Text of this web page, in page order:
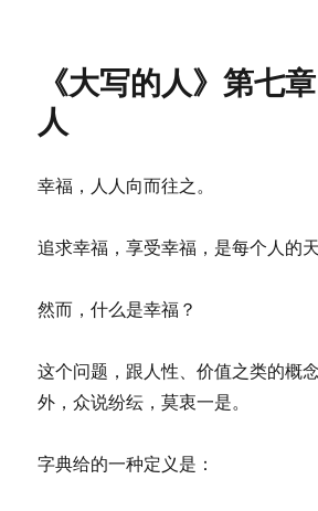
第
八
《大写的人》第七
人
幸福，人人向而往之。
追求幸福，享受幸福，是每个人的天
然而，什么是幸福？
这个问题，跟人性、价值之类的概
外，众说纷纭，莫衷一是。
字典给的一种定义是：